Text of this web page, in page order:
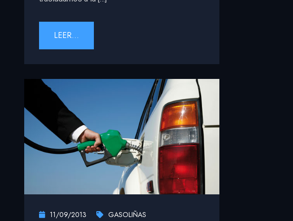
LEER...
11/09/2013 GASOLIÑAS